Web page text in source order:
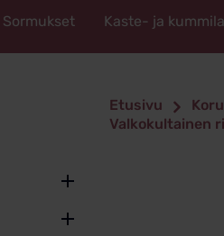
Sormukset Kaste- ja
Etusivu
Valkokultainen